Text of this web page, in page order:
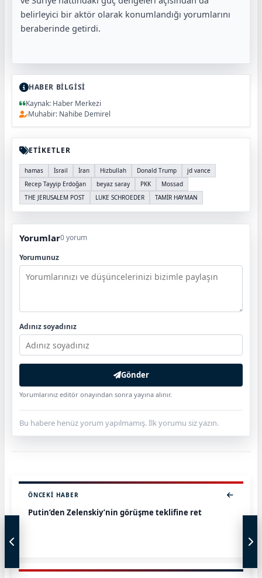
belirleyici bir aktör olarak konumlandığı yorumlarını
beraberinde getirdi.
HABER BİLGİSİ
Kaynak: Haber Merkezi
Muhabir: Nahibe Demirel
ETİKETLER
hamas İsrail İran Hizbullah Donald Trump
jd vance
Recep Tayyip Erdoğan
beyaz saray PKK
Mossad
THE JERUSALEM POST
LUKE SCHROEDER TAMİR HAYMAN
Yorumlar0 yorum
Yorumunuz
Adınız soyadınız
Gönder
Yorumlarınız editör onayından sonra yayına alınır.
Bu habere henüz yorum yapılmamış. İlk yorumu siz yazın.
ÖNCEKI HABER
Putin’den Zelenskiy’nin görüşme teklifine ret